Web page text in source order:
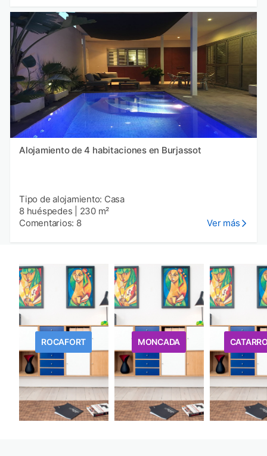
Alojamiento de 4 habitaciones en Burjassot
Tipo de alojamiento: Casa
8 huéspedes
230 m²
Comentarios: 8
Ver más
ROCAFORT MONCADA